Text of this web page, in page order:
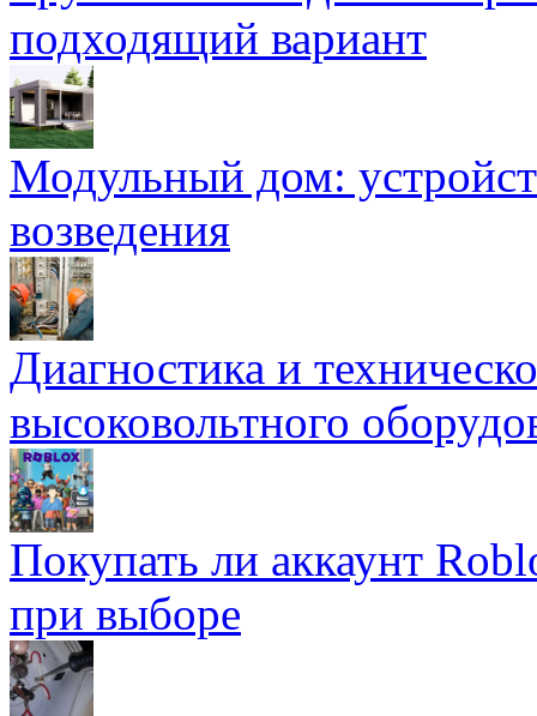
подходящий вариант
Модульный дом:
возведения
Диагностика и
высоковольтного
Покупать ли аккаунт
при выборе